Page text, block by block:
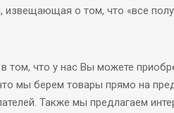
извещающая о том, что «все
что у нас Вы можете
мы берем товары прямо на
Также мы предлагаем